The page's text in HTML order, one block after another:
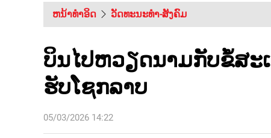
ຫນ້າທຳອິດ ວັດທະນະທຳ-ສັງຄົມ
ບິນໄປຫວຽດນາມກັບຂໍ້ສະ
ຮັບໂຊກລາບ
05/03/2026 14:22